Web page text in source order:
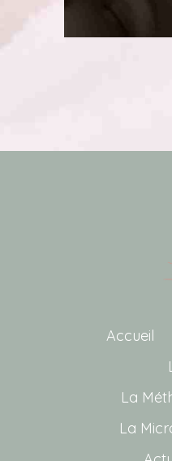
Accueil
La
La